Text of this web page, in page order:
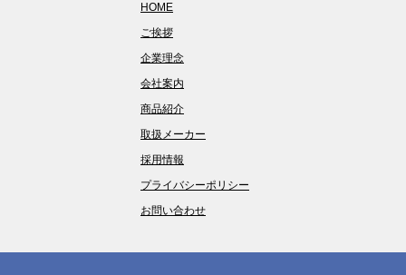
HOME
ご挨拶
企業理念
会社案内
商品紹介
取扱メーカー
採用情報
プライバシーポリシー
お問い合わせ